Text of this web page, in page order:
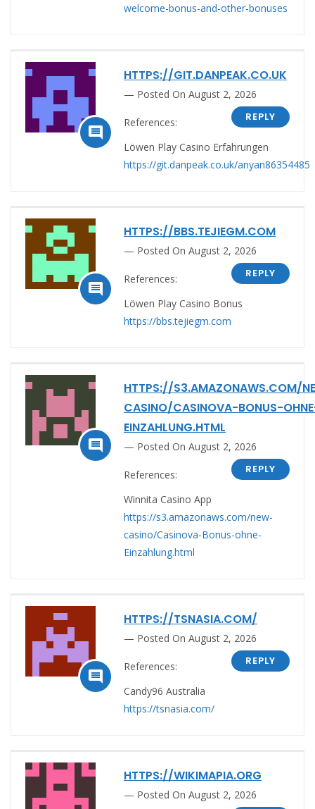
welcome-bonus-and-other-bonuses

HTTPS://GIT.DANPEAK.CO.UK
Posted On August 2, 2026
REPLY
References:
Löwen Play Casino Erfahrungen
https://git.danpeak.co.uk/anyan86354485

HTTPS://BBS.TEJIEGM.COM
Posted On August 2, 2026
REPLY
References:
Löwen Play Casino Bonus
https://bbs.tejiegm.com

HTTPS://S3.AMAZONAWS.COM/
CASINO/CASINOVA-BONUS-
EINZAHLUNG.HTML
Posted On August 2, 2026
REPLY
References:
Winnita Casino App
https://s3.amazonaws.com/new-
casino/Casinova-Bonus-ohne-
Einzahlung.html

HTTPS://TSNASIA.COM/
Posted On August 2, 2026
REPLY
References:
Candy96 Australia
https://tsnasia.com/
HTTPS://WIKIMAPIA.ORG
Posted On August 2, 2026